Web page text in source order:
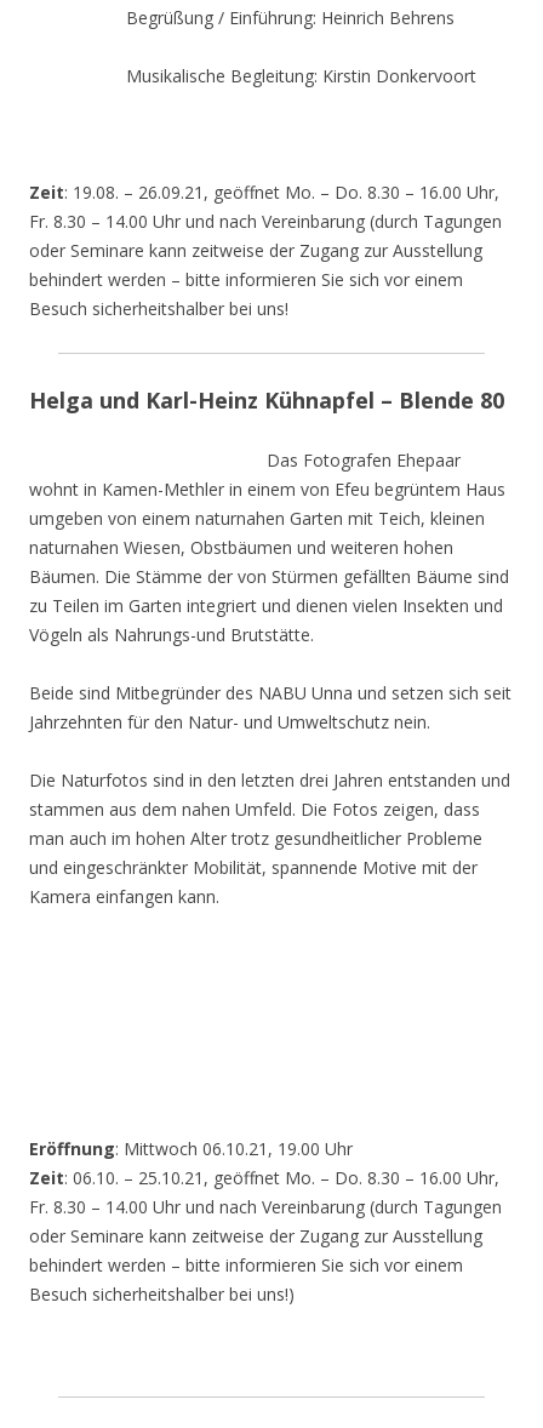
Begrüßung / Einführung: Heinrich Behrens
Musikalische Begleitung: Kirstin Donkervoort
Zeit: 19.08. – 26.09.21, geöffnet Mo. – Do. 8.30 – 16.00 Uhr,
Fr. 8.30 – 14.00 Uhr und nach Vereinbarung (durch Tagungen
oder Seminare kann zeitweise der Zugang zur Ausstellung
behindert werden – bitte informieren Sie sich vor einem
Besuch sicherheitshalber bei uns!
Helga und Karl-Heinz Kühnapfel – Blende 80
Das Fotografen Ehepaar
wohnt in Kamen-Methler in einem von Efeu begrüntem Haus
umgeben von einem naturnahen Garten mit Teich, kleinen
naturnahen Wiesen, Obstbäumen und weiteren hohen
Bäumen. Die Stämme der von Stürmen gefällten Bäume sind
zu Teilen im Garten integriert und dienen vielen Insekten und
Vögeln als Nahrungs-und Brutstätte.
Beide sind Mitbegründer des NABU Unna und setzen sich seit
Jahrzehnten für den Natur- und Umweltschutz nein.
Die Naturfotos sind in den letzten drei Jahren entstanden und
stammen aus dem nahen Umfeld. Die Fotos zeigen, dass
man auch im hohen Alter trotz gesundheitlicher Probleme
und eingeschränkter Mobilität, spannende Motive mit der
Kamera einfangen kann.
Eröffnung: Mittwoch 06.10.21, 19.00 Uhr
Zeit: 06.10. – 25.10.21, geöffnet Mo. – Do. 8.30 – 16.00 Uhr,
Fr. 8.30 – 14.00 Uhr und nach Vereinbarung (durch Tagungen
oder Seminare kann zeitweise der Zugang zur Ausstellung
behindert werden – bitte informieren Sie sich vor einem
Besuch sicherheitshalber bei uns!)